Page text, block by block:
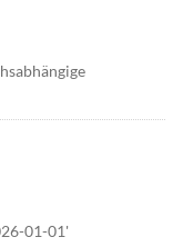
01-01'